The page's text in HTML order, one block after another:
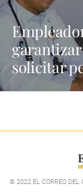
solicitar
© 2022 EL CORREO DEL